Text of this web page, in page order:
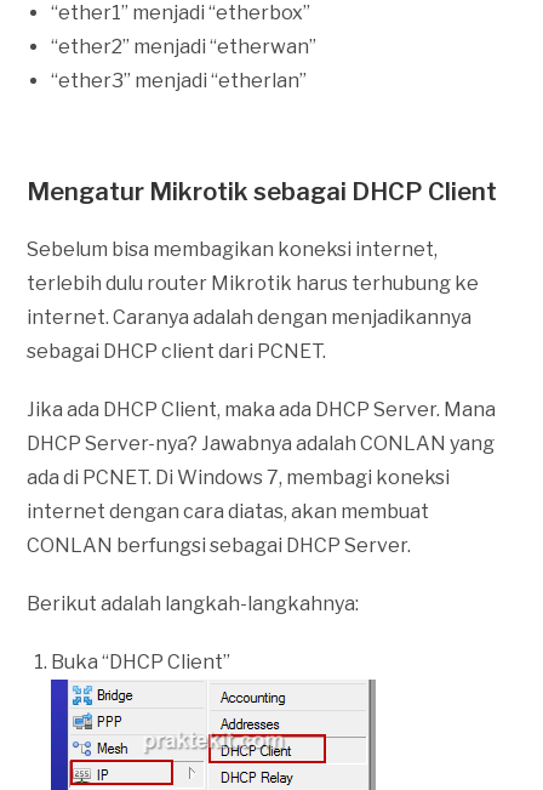
“ether1” menjadi “etherbox”
“ether2” menjadi “etherwan”
“ether3” menjadi “etherlan”
Mengatur Mikrotik sebagai DHCP Client
Sebelum bisa membagikan koneksi internet,
terlebih dulu router Mikrotik harus terhubung ke
internet. Caranya adalah dengan menjadikannya
sebagai DHCP client dari PCNET.
Jika ada DHCP Client, maka ada DHCP Server. Mana
DHCP Server-nya? Jawabnya adalah CONLAN yang
ada di PCNET. Di Windows 7, membagi koneksi
internet dengan cara diatas, akan membuat
CONLAN berfungsi sebagai DHCP Server.
Berikut adalah langkah-langkahnya:
Buka “DHCP Client”